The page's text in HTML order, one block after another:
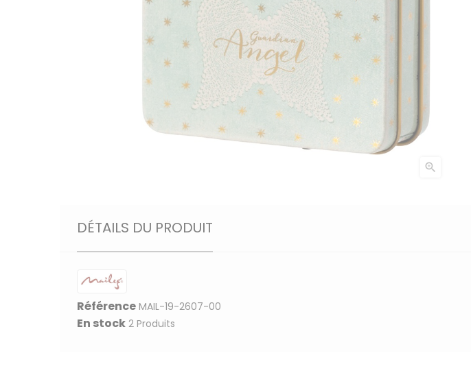

DÉTAILS DU PRODUIT
Référence MAIL-19-2607-00
En stock 2 Produits